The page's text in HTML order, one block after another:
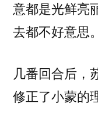
意都是光鲜亮
去都不好意思
几番回合后，
修正了小蒙的